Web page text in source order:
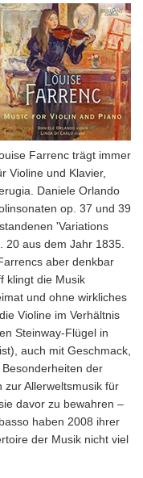
Farrenc trägt immer
Violine und Klavier,
Daniele Orlando
op. 37 und 39
'Variations
aus dem Jahr 1835.
aber denkbar
klingt die Musik
und ohne wirkliches
Violine im Verhältnis
Steinway-Flügel in
auch mit Geschmack,
der
zur Allerweltsmusik für
davor zu bewahren –
haben 2008 ihrer
der Musik nicht viel